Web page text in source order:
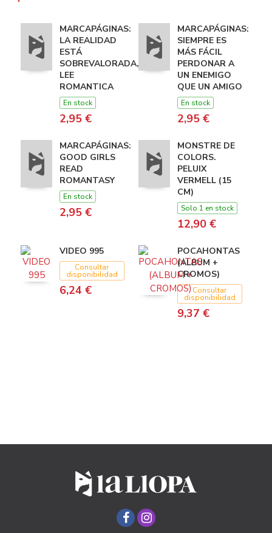
MARCAPÁGINAS:
LA REALIDAD
ESTÁ
SOBREVALORADA,
LEE
ROMANTICA
En stock
2,95 €
MARCAPÁGINAS:
SIEMPRE ES
MÁS FÁCIL
PERDONAR A
UN ENEMIGO
QUE UN AMIGO
En stock
2,95 €
MARCAPÁGINAS:
GOOD GIRLS
READ
ROMANTASY
En stock
2,95 €
MONSTRE DE
COLORS.
PELUIX
VERMELL (15
CM)
Solo 1 en stock
12,90 €
VIDEO 995
Consultar
disponibilidad
6,24 €
POCAHONTAS
(ALBUM +
CROMOS)
Consultar
disponibilidad
9,37 €